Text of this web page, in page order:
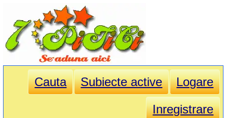
Cauta Subiecte active
Logare
Inregistrare